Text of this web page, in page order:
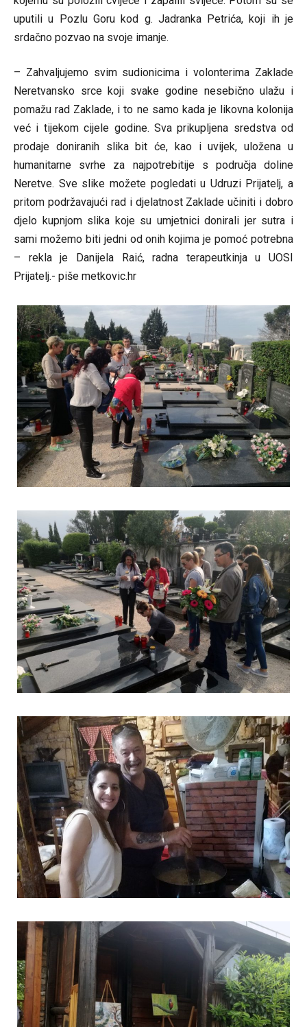
uputili u Pozlu Goru kod g. Jadranka Petrića, koji ih je
srdačno pozvao na svoje imanje.
– Zahvaljujemo svim sudionicima i volonterima Zaklade
Neretvansko srce koji svake godine nesebično ulažu i
pomažu rad Zaklade, i to ne samo kada je likovna kolonija
već i tijekom cijele godine. Sva prikupljena sredstva od
prodaje doniranih slika bit će, kao i uvijek, uložena u
humanitarne svrhe za najpotrebitije s područja doline
Neretve. Sve slike možete pogledati u Udruzi Prijatelj, a
pritom podržavajući rad i djelatnost Zaklade učiniti i dobro
djelo kupnjom slika koje su umjetnici donirali jer sutra i
sami možemo biti jedni od onih kojima je pomoć potrebna
– rekla je Danijela Raić, radna terapeutkinja u UOSI
Prijatelj.- piše metkovic.hr